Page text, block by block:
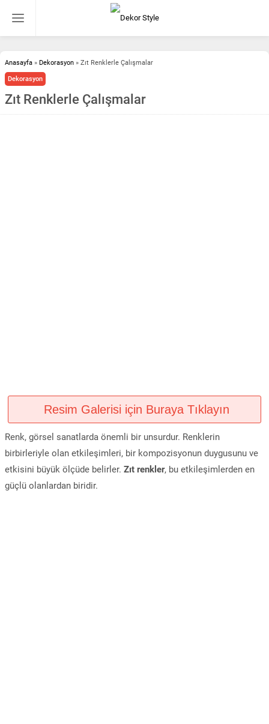
Anasayfa » Dekorasyon » Zıt Renklerle Çalışmalar
Dekorasyon
Zıt Renklerle Çalışmalar
Resim Galerisi için Buraya Tıklayın
Renk, görsel sanatlarda önemli bir unsurdur. Renklerin
birbirleriyle olan etkileşimleri, bir kompozisyonun duygusunu ve
etkisini büyük ölçüde belirler. Zıt renkler, bu etkileşimlerden en
güçlü olanlardan biridir.